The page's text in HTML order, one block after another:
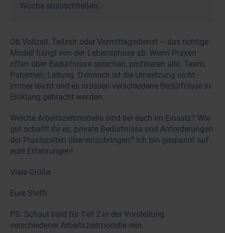
Woche abzuschließen.
Ob Vollzeit, Teilzeit oder Vormittagsdienst – das richtige
Modell hängt von der Lebensphase ab. Wenn Praxen
offen über Bedürfnisse sprechen, profitieren alle: Team,
Patienten, Leitung. Dennoch ist die Umsetzung nicht
immer leicht und es müssen verschiedene Bedürfnisse in
Einklang gebracht werden.
Welche Arbeitszeitmodelle sind bei euch im Einsatz? Wie
gut schafft ihr es, private Bedürfnisse und Anforderungen
der Praxiszeiten übereinzubringen? Ich bin gespannt auf
eure Erfahrungen!
Viele Grüße
Eure Steffi
PS: Schaut bald für Teil 2 in der Vorstellung
verschiedener Arbeitszeitmodelle rein.